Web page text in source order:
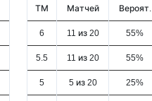
ТМ Матчей Вероят.
6 11 из 20 55%
5.5 11 из 20 55%
5 5 из 20 25%